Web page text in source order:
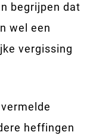
begrijpen dat
wel een
vergissing
heffingen